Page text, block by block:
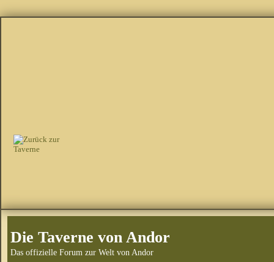
Die Taverne von Andor
Das offizielle Forum zur Welt von Andor